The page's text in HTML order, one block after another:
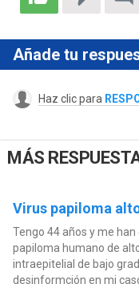
Añade tu
Haz clic para
MÁS
Virus papiloma
Tengo 44 años y me
papiloma humano de
intraepitelial de bajo
desinformción en mi